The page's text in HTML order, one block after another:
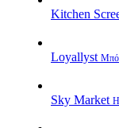
Kitchen
Loyallyst
Sky Market